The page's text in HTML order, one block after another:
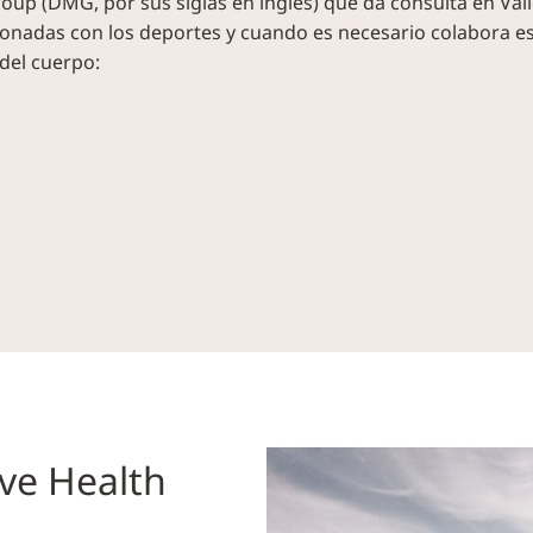
con los deportes y cuando es necesario colabora
cuerpo:
Health